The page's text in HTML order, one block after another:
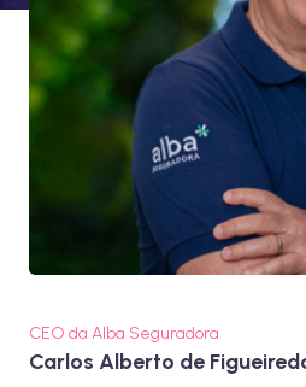
CEO da Alba Seguradora
Carlos Alberto de